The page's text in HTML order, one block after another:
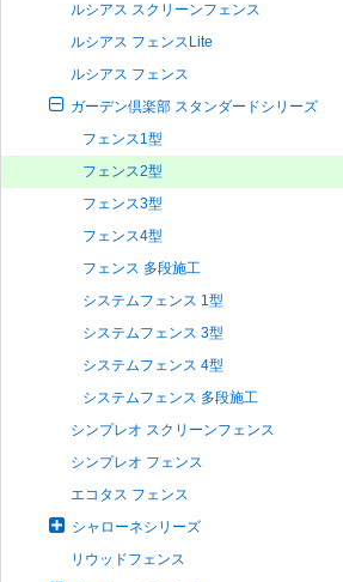
ルシアス スクリーンフェンス
ルシアス フェンスLite
ルシアス フェンス
ガーデン倶楽部 スタンダードシリーズ
フェンス1型
フェンス2型
フェンス3型
フェンス4型
フェンス 多段施工
システムフェンス 1型
システムフェンス 3型
システムフェンス 4型
システムフェンス 多段施工
シンプレオ スクリーンフェンス
シンプレオ フェンス
エコタス フェンス
シャローネシリーズ
リウッドフェンス